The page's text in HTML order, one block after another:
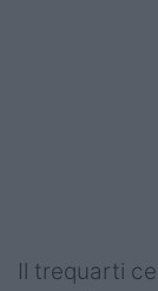
Il trequarti